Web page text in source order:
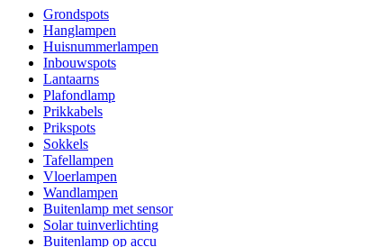
Grondspots
Hanglampen
Huisnummerlampen
Inbouwspots
Lantaarns
Plafondlamp
Prikkabels
Prikspots
Sokkels
Tafellampen
Vloerlampen
Wandlampen
Buitenlamp met sensor
Solar tuinverlichting
Buitenlamp op accu